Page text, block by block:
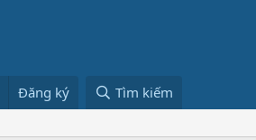
Đăng ký Tìm kiếm